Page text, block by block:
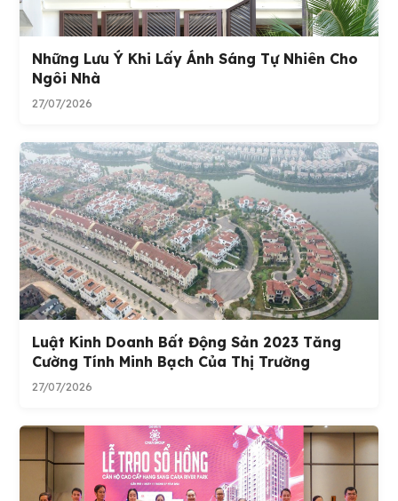
Những Lưu Ý Khi Lấy Ánh Sáng Tự Nhiên Cho
Ngôi Nhà
27/07/2026
Luật Kinh Doanh Bất Động Sản 2023 Tăng
Cường Tính Minh Bạch Của Thị Trường
27/07/2026